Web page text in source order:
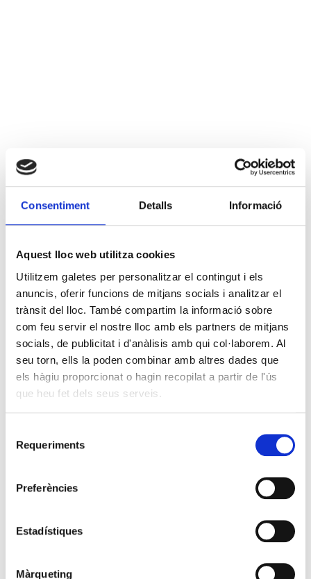
Consentiment Detalls Informació
Aquest lloc web utilitza cookies
Utilitzem galetes per personalitzar el contingut i els
anuncis, oferir funcions de mitjans socials i analitzar el
trànsit del lloc. També compartim la informació sobre
com feu servir el nostre lloc amb els partners de mitjans
socials, de publicitat i d'anàlisis amb qui col·laborem. Al
seu torn, ells la poden combinar amb altres dades que
els hàgiu proporcionat o hagin recopilat a partir de l'ús
que heu fet dels seus serveis.
Requeriments
Preferències
Estadístiques
Màrqueting